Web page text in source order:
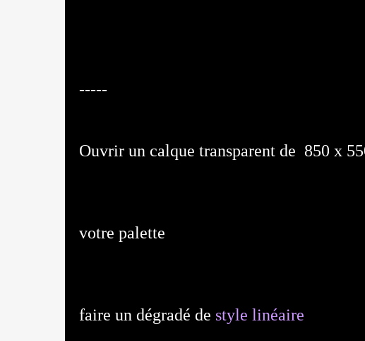
-----
Ouvrir un calque transparent de 850 x
votre palette
faire un dégradé de style linéaire